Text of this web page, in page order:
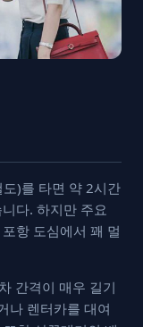
)를 타면 약 2시간
다. 하지만 주요
항 도심에서 꽤 멀
간격이 매우 길기
나 렌터카를 대여